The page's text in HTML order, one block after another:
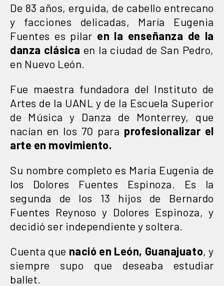
De 83 años, erguida, de cabello entrecano
y facciones delicadas, María Eugenia
Fuentes es pilar en la enseñanza de la
danza clásica en la ciudad de San Pedro,
en Nuevo León.
Fue maestra fundadora del Instituto de
Artes de la UANL y de la Escuela Superior
de Música y Danza de Monterrey, que
nacían en los 70 para profesionalizar el
arte en movimiento.
Su nombre completo es María Eugenia de
los Dolores Fuentes Espinoza. Es la
segunda de los 13 hijos de Bernardo
Fuentes Reynoso y Dolores Espinoza, y
decidió ser independiente y soltera.
Cuenta que nació en León, Guanajuato, y
siempre supo que deseaba estudiar
ballet.